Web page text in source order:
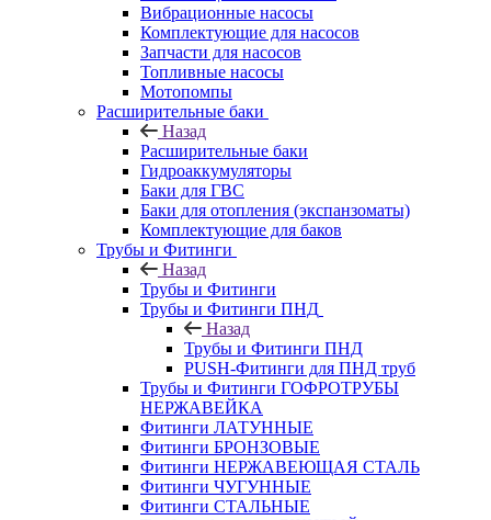
Вибрационные насосы
Комплектующие для насосов
Запчасти для насосов
Топливные насосы
Мотопомпы
Расширительные баки
Назад
Расширительные баки
Гидроаккумуляторы
Баки для ГВС
Баки для отопления (экспанзоматы)
Комплектующие для баков
Трубы и Фитинги
Назад
Трубы и Фитинги
Трубы и Фитинги ПНД
Назад
Трубы и Фитинги ПНД
PUSH-Фитинги для ПНД труб
Трубы и Фитинги ГОФРОТРУБЫ
НЕРЖАВЕЙКА
Фитинги ЛАТУННЫЕ
Фитинги БРОНЗОВЫЕ
Фитинги НЕРЖАВЕЮЩАЯ СТАЛЬ
Фитинги ЧУГУННЫЕ
Фитинги СТАЛЬНЫЕ